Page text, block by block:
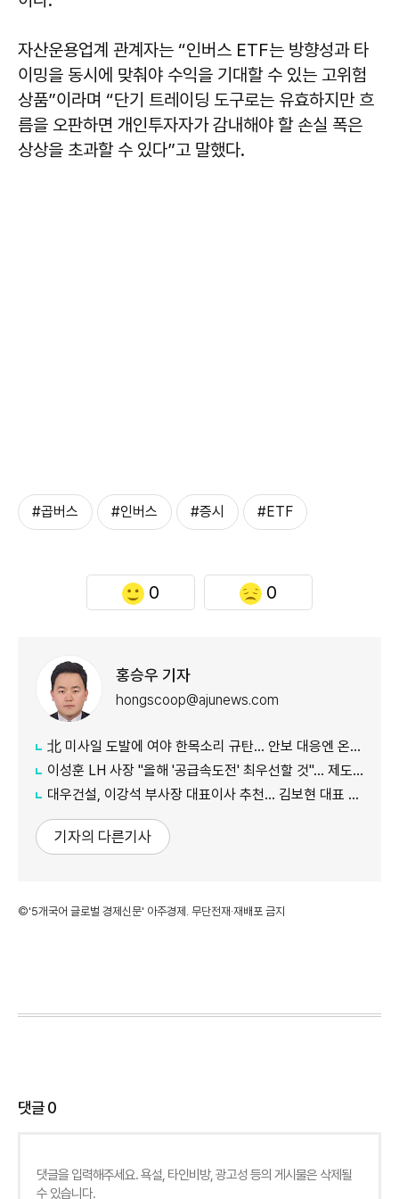
자산운용업계 관계자는 “인버스 ETF는 방향성과 타
이밍을 동시에 맞춰야 수익을 기대할 수 있는 고위험
상품”이라며 “단기 트레이딩 도구로는 유효하지만 흐
름을 오판하면 개인투자자가 감내해야 할 손실 폭은
상상을 초과할 수 있다”고 말했다.
#곱버스 #인버스 #증시 #ETF
0 0
홍승우 기자
hongscoop@ajunews.com
北 미사일 도발에 여야 한목소리 규탄… 안보 대응엔 온도차
이성훈 LH 사장 "올해 '공급속도전' 최우선할 것"… 제도 개선·직원 참여 독려
대우건설, 이강석 부사장 대표이사 추천… 김보현 대표 용퇴
기자의 다른기사
©'5개국어 글로벌 경제신문' 아주경제. 무단전재·재배포 금지
댓글0